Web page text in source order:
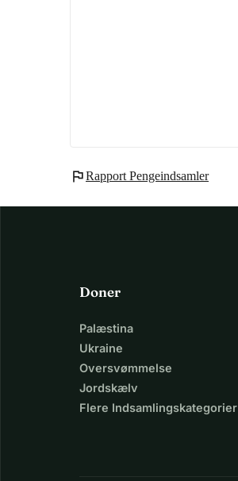
flagRapport Pengeindsamler
Doner
Palæstina
Ukraine
Oversvømmelse
Jordskælv
Flere Indsamlingskategorier